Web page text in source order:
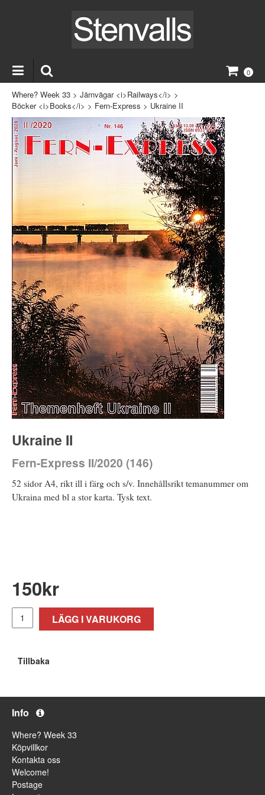
0
Where? Week 33 > Järnvägar <i>Railways</i> >
Böcker <i>Books</i> > Fern-Express > Ukraine II
Ukraine II
Fern-Express II/2020 (146)
52 sidor A4, rikt ill i färg och s/v. Innehållsrikt temanummer om
Ukraina med bl a stor karta. Tysk text.
150kr
LÄGG I VARUKORG
Tillbaka
Info
Where? Week 33
Köpvillkor
Kontakta oss
Welcome!
Postage